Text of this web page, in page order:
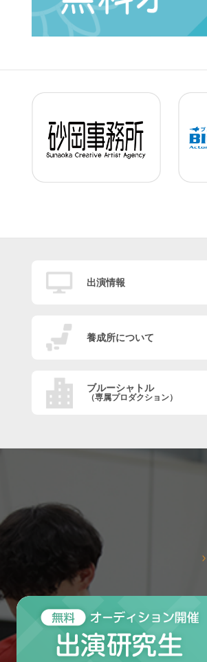
出演情報
養成所について
ブルーシャトル
（専属プロダクション）